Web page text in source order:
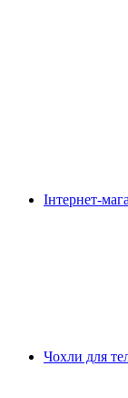
Інтернет-
Чохли для